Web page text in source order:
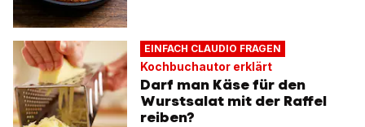
EINFACH CLAUDIO FRAGEN
Kochbuchautor erklärt
Darf man Käse für den
Wurstsalat mit der Raffel
reiben?